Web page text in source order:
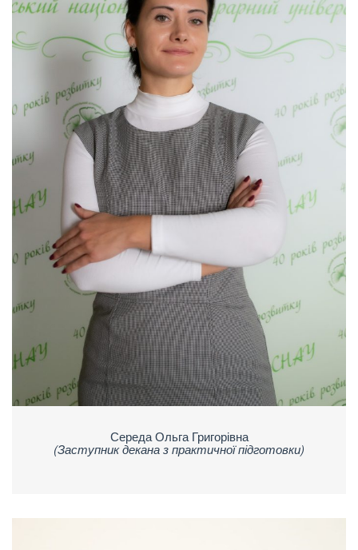
Середа Ольга Григорівна
(Заступник декана з практичної підготовки)